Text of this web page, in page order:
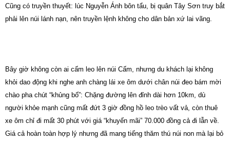
Cũng có truyền thuyết: lúc Nguyễn Ánh bôn tẩu, bị quân Tây Sơn truy bắt
phải lên núi lánh nạn, nên truyền lệnh không cho dân bản xứ lai vãng.
Bây giờ không còn ai cấm leo lên núi Cấm, nhưng du khách lại không
khỏi dao động khi nghe anh chàng lái xe ôm dưới chân núi đeo bám mời
chào pha chút “khủng bố”: Chặng đường lên đỉnh dài hơn 10km, dù
người khỏe mạnh cũng mất đứt 3 giờ đồng hồ leo trèo vất vả, còn thuê
xe ôm chỉ đi mất 30 phút với giá “khuyến mãi” 70.000 đồng cả đi lẫn về.
Giá cả hoàn toàn hợp lý nhưng đã mang tiếng thăm thú núi non mà lại bỏ